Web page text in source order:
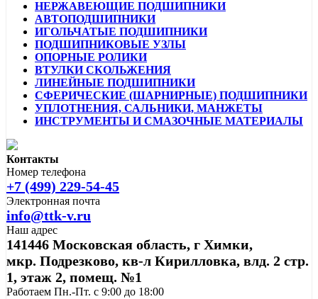
НЕРЖАВЕЮЩИЕ ПОДШИПНИКИ
АВТОПОДШИПНИКИ
ИГОЛЬЧАТЫЕ ПОДШИПНИКИ
ПОДШИПНИКОВЫЕ УЗЛЫ
ОПОРНЫЕ РОЛИКИ
ВТУЛКИ СКОЛЬЖЕНИЯ
ЛИНЕЙНЫЕ ПОДШИПНИКИ
СФЕРИЧЕСКИЕ (ШАРНИРНЫЕ) ПОДШИПНИКИ
УПЛОТНЕНИЯ, САЛЬНИКИ, МАНЖЕТЫ
ИНСТРУМЕНТЫ И СМАЗОЧНЫЕ МАТЕРИАЛЫ
Контакты
Номер телефона
+7 (499) 229-54-45
Электронная почта
info@ttk-v.ru
Наш адрес
141446 Московская область, г Химки,
мкр. Подрезково, кв-л Кирилловка, влд. 2 стр.
1, этаж 2, помещ. №1
Работаем Пн.-Пт. с 9:00 до 18:00